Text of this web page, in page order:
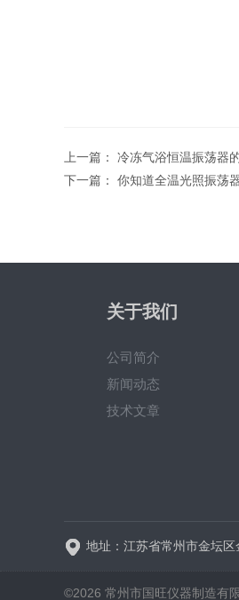
上一篇： 冷冻气浴恒温振荡器
下一篇： 你知道全温光照振荡
关于我们
公司简介
新闻动态
技术文章
地址：江苏省常州市金坛
©2026 常州市国旺仪器制造有